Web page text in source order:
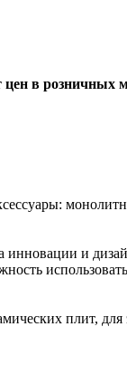
цен в розничных
и
плит, для